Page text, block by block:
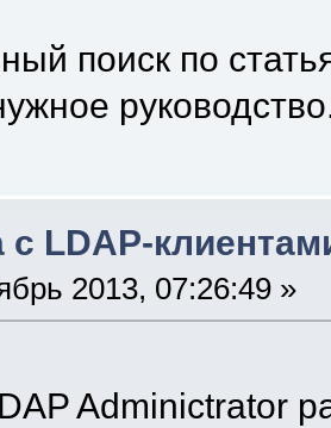
поиск по
с LDAP-
2013, 07:26:49 »
Adminictrator